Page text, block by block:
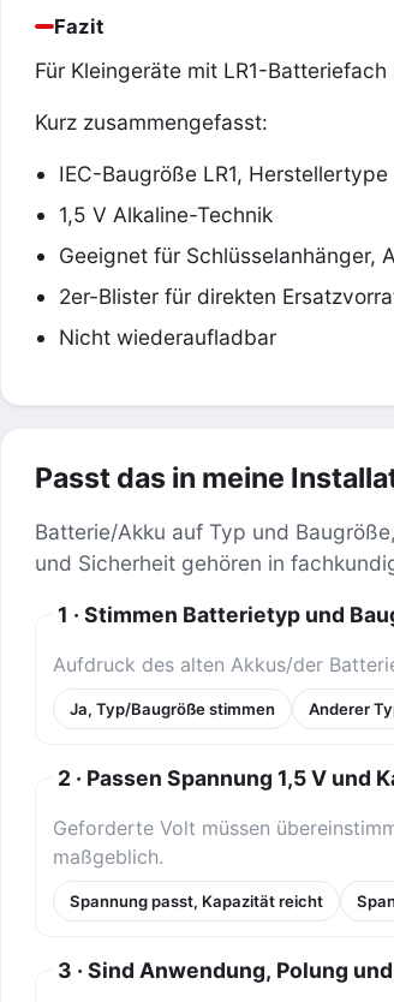
Fazit
Für Kleingeräte mit LR1-
Kurz zusammengefasst:
IEC-Baugröße LR1,
1,5 V Alkaline-Technik
Geeignet für Schlüsselanhänger,
2er-Blister für direkten
Nicht wiederaufladbar
Passt das in meine
Batterie/Akku auf Typ und
und Sicherheit gehören in
1 · Stimmen Batterietyp und
Aufdruck des alten Akkus/der
Ja, Typ/Baugröße stimmen Anderer
2 · Passen Spannung 1,5 V und
Geforderte Volt müssen
maßgeblich.
Spannung passt, Kapazität reicht
3 · Sind Anwendung, Polung